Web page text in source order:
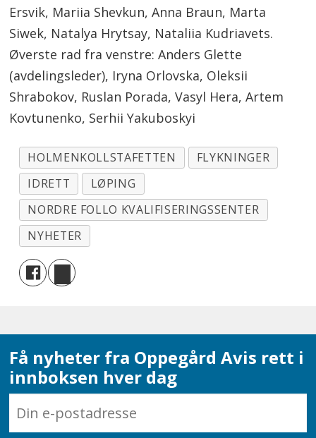
Ersvik, Mariia Shevkun, Anna Braun, Marta
Siwek, Natalya Hrytsay, Nataliia Kudriavets.
Øverste rad fra venstre: Anders Glette
(avdelingsleder), Iryna Orlovska, Oleksii
Shrabokov, Ruslan Porada, Vasyl Hera, Artem
Kovtunenko, Serhii Yakuboskyi
HOLMENKOLLSTAFETTEN
FLYKNINGER
IDRETT
LØPING
NORDRE FOLLO KVALIFISERINGSSENTER
NYHETER
Få nyheter fra Oppegård Avis rett i
innboksen hver dag